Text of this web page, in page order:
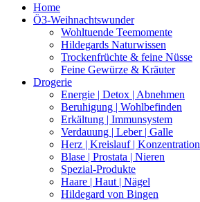
Home
Ö3-Weihnachtswunder
Wohltuende Teemomente
Hildegards Naturwissen
Trockenfrüchte & feine Nüsse
Feine Gewürze & Kräuter
Drogerie
Energie | Detox | Abnehmen
Beruhigung | Wohlbefinden
Erkältung | Immunsystem
Verdauung | Leber | Galle
Herz | Kreislauf | Konzentration
Blase | Prostata | Nieren
Spezial-Produkte
Haare | Haut | Nägel
Hildegard von Bingen